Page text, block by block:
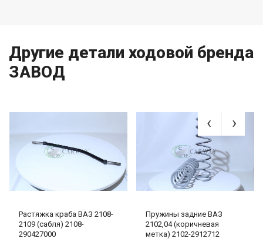
Другие детали ходовой бренда
ЗАВОД
Растяжка краба ВАЗ 2108-
2109 (сабля) 2108-
290427000
Пружины задние ВАЗ
2102,04 (коричневая
метка) 2102-2912712